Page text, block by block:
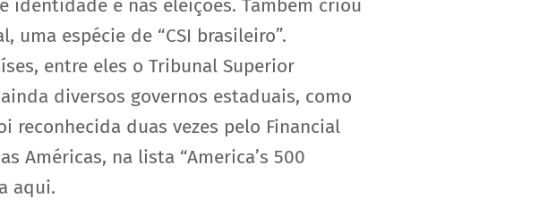
identidade e nas eleições. Também criou
uma espécie de “CSI brasileiro”.
entre eles o Tribunal Superior
diversos governos estaduais, como
reconhecida duas vezes pelo Financial
Américas, na lista “America’s 500
aqui.